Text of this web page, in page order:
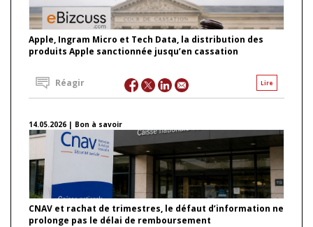
Apple, Ingram Micro et Tech Data, la distribution des
produits Apple sanctionnée jusqu’en cassation
Lire
Réagir
14.05.2026 | Bon à savoir
CNAV et rachat de trimestres, le défaut d’information ne
prolonge pas le délai de remboursement